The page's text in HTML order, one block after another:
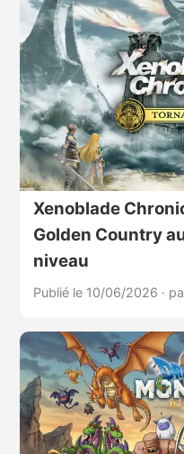
Xenoblade
Golden Country
niveau
Publié le 10/06/2026 ·